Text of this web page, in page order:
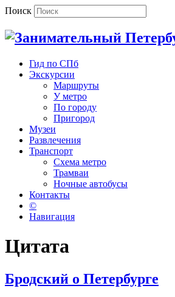
Поиск
Гид по СПб
Экскурсии
Маршруты
У метро
По городу
Пригород
Музеи
Развлечения
Транспорт
Схема метро
Трамваи
Ночные автобусы
Контакты
©
Навигация
Цитата
Бродский о Петербурге